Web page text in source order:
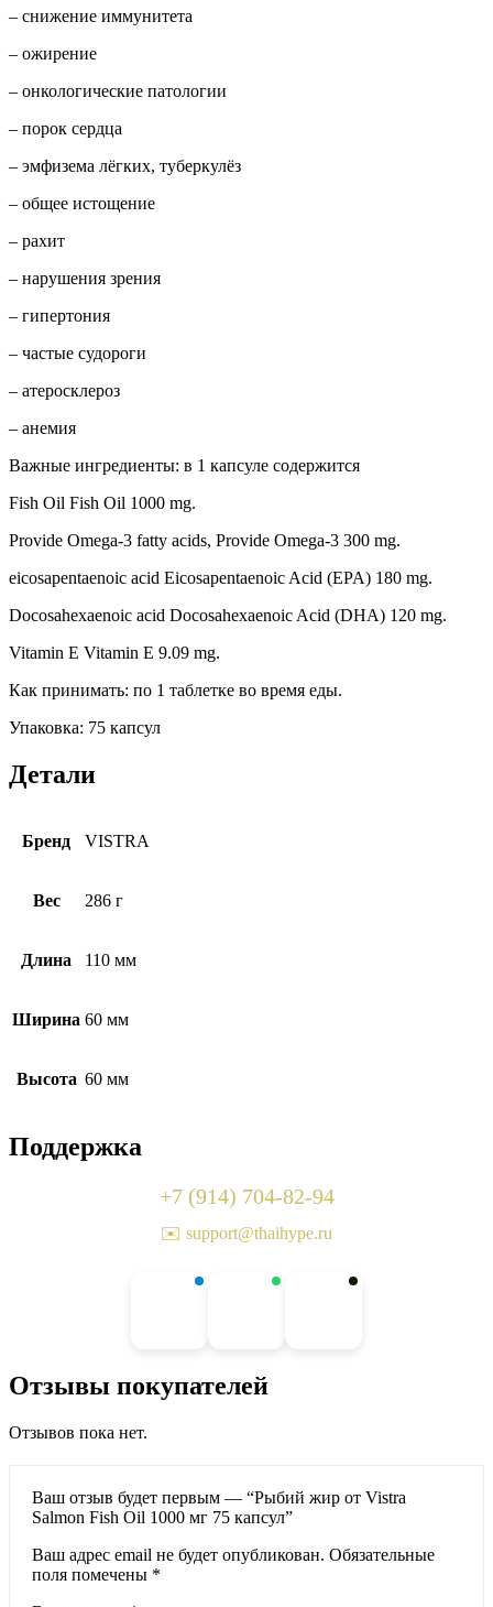
– снижение иммунитета
– ожирение
– онкологические патологии
– порок сердца
– эмфизема лёгких, туберкулёз
– общее истощение
– рахит
– нарушения зрения
– гипертония
– частые судороги
– атеросклероз
– анемия
Важные ингредиенты: в 1 капсуле содержится
Fish Oil Fish Oil 1000 mg.
Provide Omega-3 fatty acids, Provide Omega-3 300 mg.
eicosapentaenoic acid Eicosapentaenoic Acid (EPA) 180 mg.
Docosahexaenoic acid Docosahexaenoic Acid (DHA) 120 mg.
Vitamin E Vitamin E 9.09 mg.
Как принимать: по 1 таблетке во время еды.
Упаковка: 75 капсул
Детали
Бренд VISTRA
Вес 286 г
Длина 110 мм
Ширина 60 мм
Высота 60 мм
Поддержка
+7 (914) 704-82-94
✉️ support@thaihype.ru
Отзывы покупателей
Отзывов пока нет.
Ваш отзыв будет первым — “Рыбий жир от Vistra
Salmon Fish Oil 1000 мг 75 капсул”
Ваш адрес email не будет опубликован. Обязательные
поля помечены *